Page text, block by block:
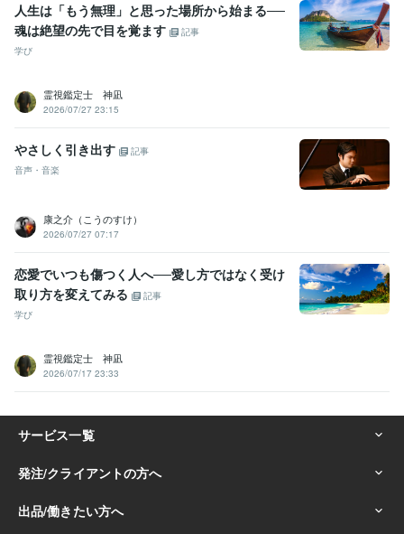
人生は「もう無理」と思った場所から始まる──
魂は絶望の先で目を覚ます
記事
学び
霊視鑑定士 神凪
2026/07/27 23:15
やさしく引き出す
記事
音声・音楽
康之介（こうのすけ）
2026/07/27 07:17
恋愛でいつも傷つく人へ──愛し方ではなく受け
取り方を変えてみる
記事
学び
霊視鑑定士 神凪
2026/07/17 23:33